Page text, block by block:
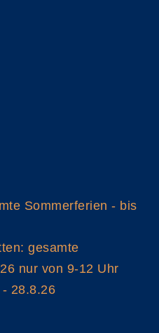
Sommerferien - bis
gesamte
nur von 9-12 Uhr
28.8.26